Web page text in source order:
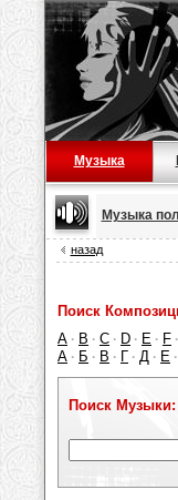
Музыка
Музыка
назад
Поиск
A · B · C · D · E · F ·
А · Б · В · Г · Д · Е ·
Поиск Музыки: